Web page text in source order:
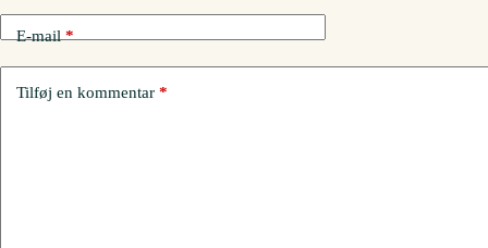
E-mail*
Tilføj en kommentar *